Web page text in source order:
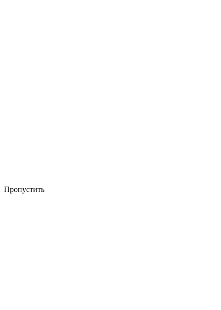
Пропустить